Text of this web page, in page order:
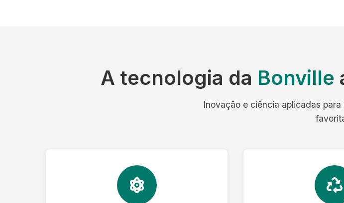
A tecnologia da Bonville
Inovação e ciência aplicadas